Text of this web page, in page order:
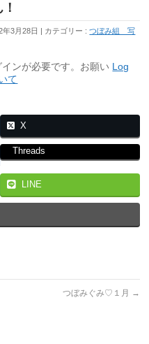
年3月28日 カテゴリー :つぼみ組 写
ンが必要です。お願い Log
て
X
Threads
LINE
つぼみぐみ♡１月 →